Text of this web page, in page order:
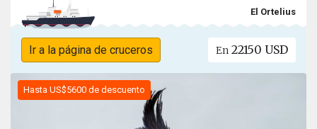
El Ortelius
Ir a la página de cruceros En 22150 USD
Hasta US$5600 de descuento